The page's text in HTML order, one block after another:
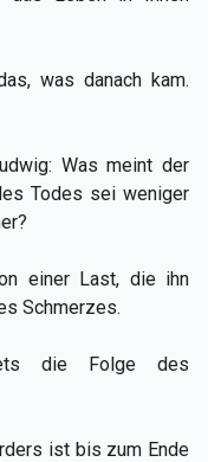
was danach kam.
Was meint der
Todes sei weniger
einer Last, die ihn
Schmerzes.
die Folge des
ist bis zum Ende